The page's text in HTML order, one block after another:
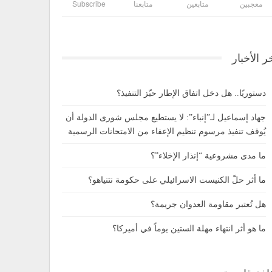
معجبين متابعين متابعنا Subscribe
الأخبار
دستوريًا.. هل دخل اتفاق الإطار حيّز التنفيذ؟
جهاد إسماعيل لـ”إنباء”: لا يستطيع مجلس شورى الدولة أن
يُوقف تنفيذ مرسوم تنظيم الإعفاء من الامتحانات الرسمية
ما مدى مشروعية “إنذار الإخلاء”؟
ما أثر حلّ الكنيست الاسرائيلي على حكومة نتنياهو؟
هل تُعتبر مقاومة العدوان جريمة؟
ما هو أثر انتهاء مهلة الستين يوماً في أميركا؟